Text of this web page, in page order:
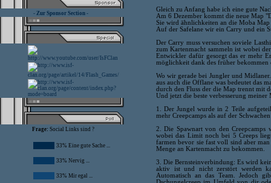
- Zur Sponsor Section -
Frage: Social Links sind ?
33% Eine gute Sache ...
33% Nervig ...
33% Mir egal ...
Gleich zu Anfang habe ich eine gute
Am 6 Dezember kommt die neue Map
Sie wird ähnlichkeiten an die Moba
Auf der Safelane wir ein Carry und ein
Der Carry muss versuchen soviele
zum Kartenmacht sammeln ist wobei
Entwickler dafür gesorgt das er mehr
möglichkeit dank des früher
Wo wir gerade bei Jungler und
aus auch die Offlane was bedeutet das
durch den Fluss der die Map trennt mit
Und jetzt die beste verbesserung
1. Der Jungel wurde in 2 Teile
mehr Creepcamps als auf der
2. Die Spawnart von den Creepcamps
wobei das Limit noch bei 5 Creeps
farmen bevor sie fast voll sind aber
Menge an Kartenmacht zu bekommen.
3. Die Bernsteinverbindung: Es wird
aktiv ist und nicht zerstört werden
Automatisch an das Team. Jedoch